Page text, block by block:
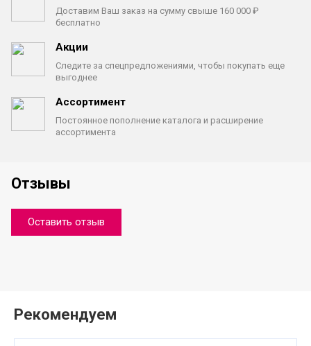
Доставим Ваш заказ на сумму свыше 160 000 ₽
бесплатно
Акции
Следите за спецпредложениями, чтобы покупать еще
выгоднее
Ассортимент
Постоянное пополнение каталога и расширение
ассортимента
Отзывы
Оставить отзыв
Рекомендуем